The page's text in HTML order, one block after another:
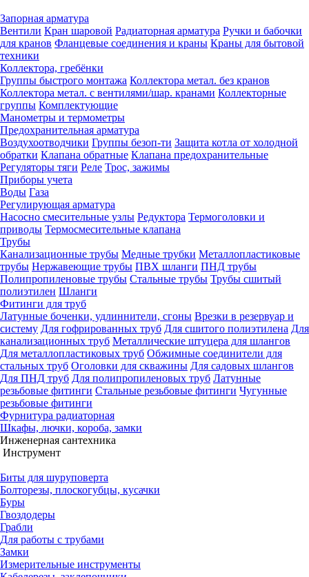
Запорная арматура
Вентили Кран шаровой Радиаторная арматура Ручки и бабочки
для кранов Фланцевые соединения и краны Краны для бытовой
техники
Коллектора, гребёнки
Группы быстрого монтажа Коллектора метал. без кранов
Коллектора метал. с вентилями/шар. кранами Коллекторные
группы Комплектующие
Манометры и термометры
Предохранительная арматура
Воздухоотводчики Группы безоп-ти Защита котла от холодной
обратки Клапана обратные Клапана предохранительные
Регуляторы тяги Реле Трос, зажимы
Приборы учета
Воды Газа
Регулирующая арматура
Насосно смесительные узлы Редуктора Термоголовки и
приводы Термосмесительные клапана
Трубы
Канализационные трубы Медные трубки Металлопластиковые
трубы Нержавеющие трубы ПВХ шланги ПНД трубы
Полипропиленовые трубы Стальные трубы Трубы сшитый
полиэтилен Шланги
Фитинги для труб
Латунные боченки, удлиннители, сгоны Врезки в резервуар и
систему Для гофрированных труб Для сшитого полиэтилена Для
канализационных труб Металлические штуцера для шлангов
Для металлопластиковых труб Обжимные соединители для
стальных труб Оголовки для скважины Для садовых шлангов
Для ПНД труб Для полипропиленовых труб Латунные
резьбовые фитинги Стальные резьбовые фитинги Чугунные
резьбовые фитинги
Фурнитура радиаторная
Шкафы, лючки, короба, замки
Инженерная сантехника
Инструмент
Биты для шуруповерта
Болторезы, плоскогубцы, кусачки
Буры
Гвоздодеры
Грабли
Для работы с трубами
Замки
Измерительные инструменты